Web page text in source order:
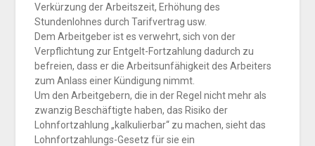
Verkürzung der Arbeitszeit, Erhöhung des
Stundenlohnes durch Tarifvertrag usw.
Dem Arbeitgeber ist es verwehrt, sich von der
Verpflichtung zur Entgelt-Fortzahlung dadurch zu
befreien, dass er die Arbeitsunfähigkeit des Arbeiters
zum Anlass einer Kündigung nimmt.
Um den Arbeitgebern, die in der Regel nicht mehr als
zwanzig Beschäftigte haben, das Risiko der
Lohnfortzahlung „kalkulierbar“ zu machen, sieht das
Lohnfortzahlungs-Gesetz für sie ein